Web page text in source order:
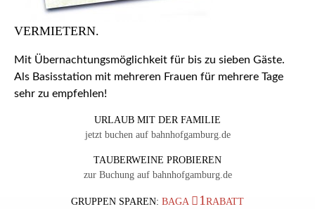
VERMIETERN.
Mit Übernachtungsmöglichkeit für bis zu sieben Gäste.
Als Basisstation mit mehreren Frauen für mehrere Tage
sehr zu empfehlen!
URLAUB MIT DER FAMILIE
jetzt buchen auf bahnhofgamburg.de
TAUBERWEINE PROBIEREN
zur Buchung auf bahnhofgamburg.de
GRUPPEN SPAREN:BAGA 1 RABATT